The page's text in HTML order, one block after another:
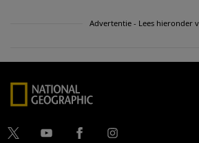
Advertentie - Lees hieronder